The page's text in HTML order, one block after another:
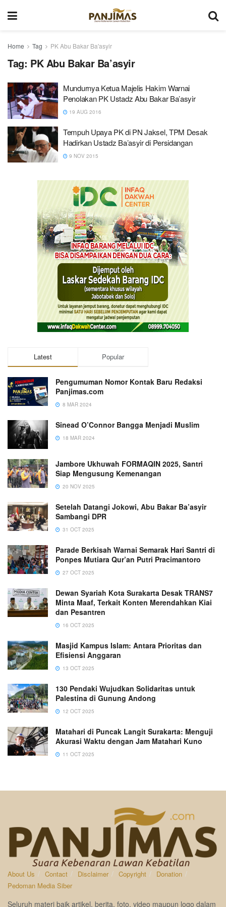
Home Tag PK Abu Bakar Ba'asyir
Tag: PK Abu Bakar Ba’asyir
Mundurnya Ketua Majelis Hakim Warnai
Penolakan PK Ustadz Abu Bakar Ba’asyir
19 AUG 2016
Tempuh Upaya PK di PN Jaksel, TPM Desak
Hadirkan Ustadz Ba’asyir di Persidangan
9 NOV 2015
Latest Popular
Pengumuman Nomor Kontak Baru Redaksi
Panjimas.com
8 MAR 2024
Sinead O’Connor Bangga Menjadi Muslim
18 MAR 2024
Jambore Ukhuwah FORMAQIN 2025, Santri
Siap Mengusung Kemenangan
20 NOV 2025
Setelah Datangi Jokowi, Abu Bakar Ba’asyir
Sambangi DPR
31 OCT 2025
Parade Berkisah Warnai Semarak Hari Santri di
Ponpes Mutiara Qur’an Putri Pracimantoro
27 OCT 2025
Dewan Syariah Kota Surakarta Desak TRANS7
Minta Maaf, Terkait Konten Merendahkan Kiai
dan Pesantren
16 OCT 2025
Masjid Kampus Islam: Antara Prioritas dan
Efisiensi Anggaran
13 OCT 2025
130 Pendaki Wujudkan Solidaritas untuk
Palestina di Gunung Andong
12 OCT 2025
Matahari di Puncak Langit Surakarta: Menguji
Akurasi Waktu dengan Jam Matahari Kuno
11 OCT 2025
About Us Contact Disclaimer Copyright
Donation
Pedoman Media Siber
Seluruh materi baik artikel, berita, foto, video maupun logo dalam